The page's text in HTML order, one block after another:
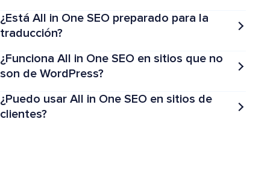
¿Está All in One SEO preparado para la
traducción?
¿Funciona All in One SEO en sitios que no
son de WordPress?
¿Puedo usar All in One SEO en sitios de
clientes?